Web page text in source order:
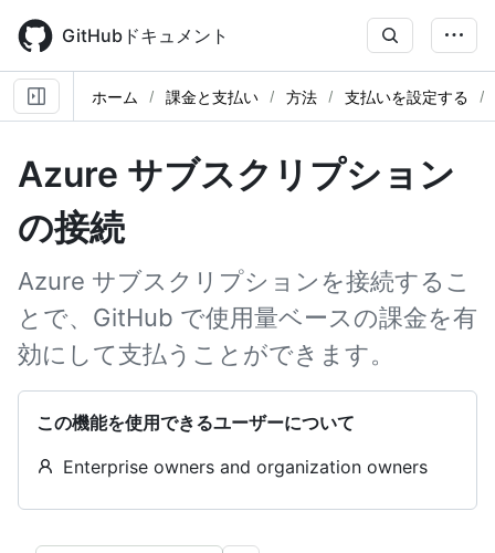
main
content
GitHubドキュメント
ホーム 課金と支払い 方法 支払いを設定する
Azure サブスクリプション
の接続
Azure サブスクリプションを接続するこ
とで、GitHub で使用量ベースの課金を有
効にして支払うことができます。
この機能を使用できるユーザーについて
Enterprise owners and organization owners